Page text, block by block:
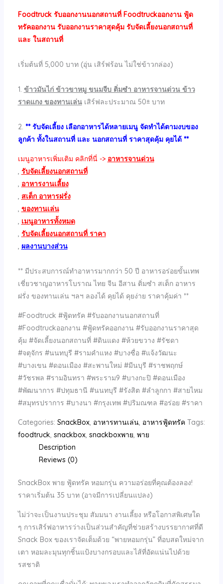
Foodtruck รับออกงานนอกสถานที่ Foodtruckออกงาน ฟู้ด
ทรัคออกงาน รับออกงานราคาสุดคุ้ม รับจัดเลี้ยงนอกสถานที่
และ ในสถานที่
เริ่มต้นที่ 5,000 บาท (อุ่น เสิร์ฟร้อน ไม่ใช่ข้าวกล่อง)
1. ข้าวมันไก่ ข้าวขาหมู ขนมจีบ ติ่มซำ อาหารจานด่วน ข้าว
ราดแกง ของทานเล่น เสิร์ฟละประมาณ 50± บาท
2. ** รับจัดเลี้ยง เลือกอาหารได้หลายเมนู จัดทำได้ตามงบของ
ลูกค้า ทั้งในสถานที่ และ นอกสถานที่ ราคาสุดคุ้ม คุยได้ **
เมนูอาหารเพิ่มเติม คลิกที่นี่ -> อาหารจานด่วน
รับจัดเลี้ยงนอกสถานที่
อาหารงานเลี้ยง
สเต็ก อาหารฝรั่ง
ของทานเล่น
เมนูอาหารทั้งหมด
รับจัดเลี้ยงนอกสถานที่ ราคา
ผลงานบางส่วน
** มีประสบการณ์ทำอาหารมากกว่า 50 ปี อาหารอร่อยขั้นเทพ
เชี่ยวชาญอาหารโบราณ ไทย จีน อีสาน ติ่มซำ สเต็ก อาหาร
ฝรั่ง ของทานเล่น ฯลฯ ลองได้ คุยได้ คุยง่าย ราคาคุ้มค่า **
#Foodtruck #ฟู้ดทรัค #รับออกงานนอกสถานที่
#Foodtruckออกงาน #ฟู้ดทรัคออกงาน #รับออกงานราคาสุด
คุ้ม #จัดเลี้ยงนอกสถานที่ #ดินแดง #ห้วยขวาง #รัชดา
#จตุจักร #นนทบุรี #รามคำแหง #บางซื่อ #แจ้งวัฒนะ
#บางเขน #ดอนเมือง #สะพานใหม่ #มีนบุรี #ราชพฤกษ์
#วัชรพล #รามอินทรา #พระราม9 #บางกะปิ #ดอนเมือง
#พัฒนาการ #ปทุมธานี #นนทบุรี #รังสิต #ลำลูกกา #สายไหม
#สมุทรปราการ #บางนา #กรุงเทพ #ปริมณฑล #อร่อย #ราคา
Categories: SnackBox, อาหารทานเล่น, อาหารฟู้ดทรัค Tags:
foodtruck snackbox, snackboxพาย พาย
Description
Reviews (0)
SnackBox พาย ฟู้ดทรัค หอมกรุ่น ความอร่อยที่คุณต้องลอง!
ราคาเริ่มต้น 35 บาท (อาจมีการเปลี่ยนแปลง)
ไม่ว่าจะเป็นงานประชุม สัมมนา งานเลี้ยง หรือโอกาสพิเศษใด
ๆ การเสิร์ฟอาหารว่างเป็นส่วนสำคัญที่ช่วยสร้างบรรยากาศที่ดี
Snack Box ของเราจัดเต็มด้วย “พายหอมกรุ่น” ที่อบสดใหม่จาก
เตา หอมละมุนทุกชิ้นแป้งบางกรอบและไส้ที่อัดแน่นไปด้วย
รสชาติ